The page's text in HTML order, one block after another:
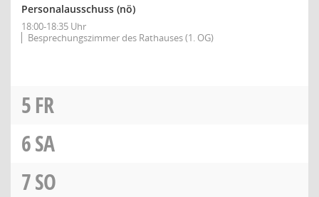
Personalausschuss (nö)
18:00-18:35 Uhr
Besprechungszimmer des Rathauses (1. OG)
5FR
6SA
7SO